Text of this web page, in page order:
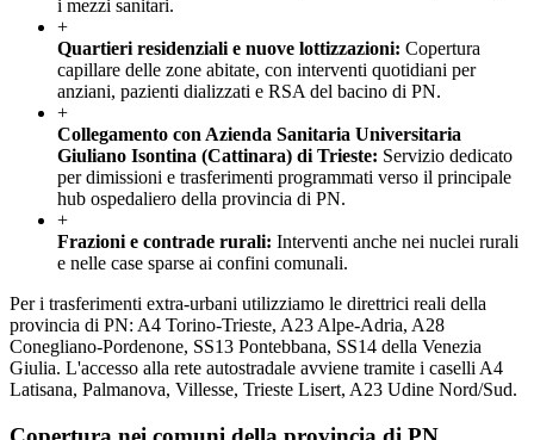
i mezzi sanitari.
+
Quartieri residenziali e nuove lottizzazioni: Copertura
capillare delle zone abitate, con interventi quotidiani per
anziani, pazienti dializzati e RSA del bacino di PN.
+
Collegamento con Azienda Sanitaria Universitaria
Giuliano Isontina (Cattinara) di Trieste: Servizio dedicato
per dimissioni e trasferimenti programmati verso il principale
hub ospedaliero della provincia di PN.
+
Frazioni e contrade rurali: Interventi anche nei nuclei rurali
e nelle case sparse ai confini comunali.
Per i trasferimenti extra-urbani utilizziamo le direttrici reali della
provincia di PN: A4 Torino-Trieste, A23 Alpe-Adria, A28
Conegliano-Pordenone, SS13 Pontebbana, SS14 della Venezia
Giulia. L'accesso alla rete autostradale avviene tramite i caselli A4
Latisana, Palmanova, Villesse, Trieste Lisert, A23 Udine Nord/Sud.